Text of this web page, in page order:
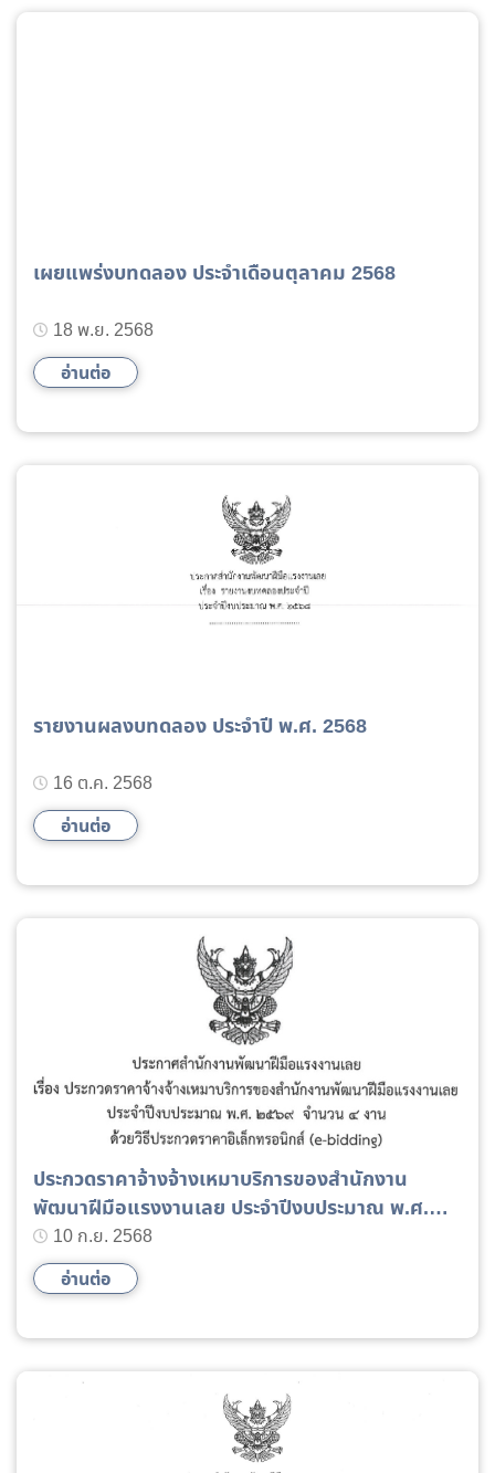
เผยแพร่งบทดลอง ประจำเดือนตุลาคม 2568
18 พ.ย. 2568
อ่านต่อ
รายงานผลงบทดลอง ประจำปี พ.ศ. 2568
16 ต.ค. 2568
อ่านต่อ
ประกวดราคาจ้างจ้างเหมาบริการของสำนักงาน
พัฒนาฝีมือแรงงานเลย ประจำปีงบประมาณ พ.ศ.
256910 ก.ย. 2568
อ่านต่อ